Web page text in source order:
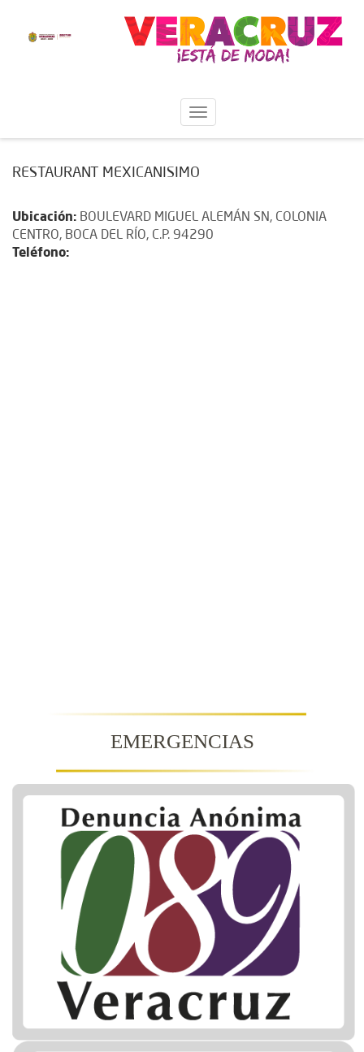
RESTAURANT MEXICANISIMO
Ubicación: BOULEVARD MIGUEL ALEMÁN SN, COLONIA
CENTRO, BOCA DEL RÍO, C.P. 94290
Teléfono:
EMERGENCIAS